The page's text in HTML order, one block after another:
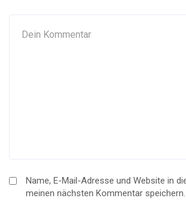
Name, E-Mail-Adresse und Website in
meinen nächsten Kommentar speichern.